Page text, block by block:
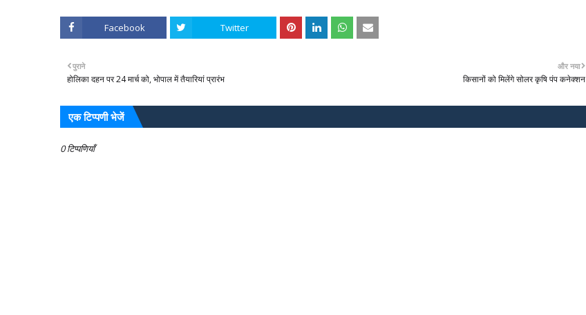
Facebook Twitter
और नया
किसानों को मिलेंगे सोलर कृषि पंप कनेक्शन
पुराने
होलिका दहन पर 24 मार्च को, भोपाल में तैयारियां प्रारंभ
एक टिप्पणी भेजें
0 टिप्पणियाँ